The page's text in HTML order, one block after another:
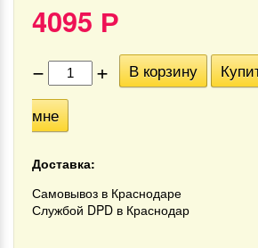
4095 Р
−
+ В корзину
мне
Доставка:
Самовывоз в Краснодаре
Службой DPD в Краснодар